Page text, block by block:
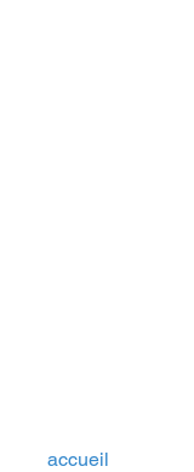
accueil